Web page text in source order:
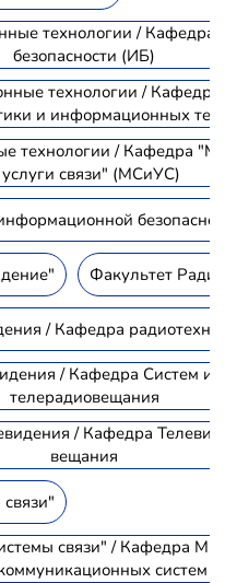
технологии / Кафедра
безопасности (ИБ)
технологии / Кафедра
и информационных техно
технологии / Кафедра
связи" (МСиУС)
Факультет Радио
/ Кафедра
/ Кафедра Систем и
телерадиовещания
/ Кафедра
вещания
связи" / Кафедра
систем